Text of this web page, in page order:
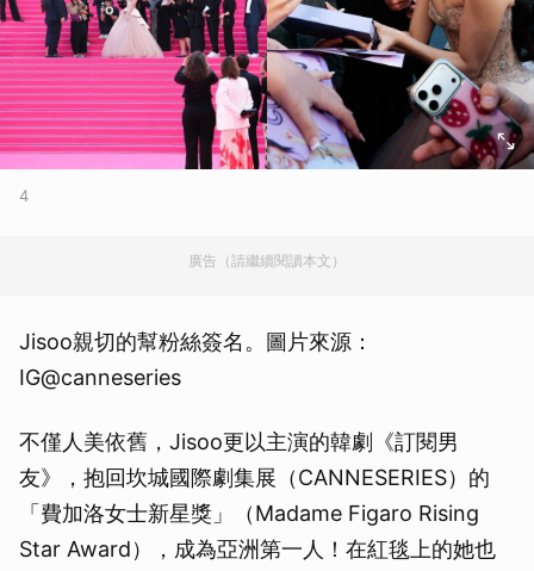
4
廣告（請繼續閱讀本文）
Jisoo親切的幫粉絲簽名。圖片來源：
IG@canneseries
不僅人美依舊，Jisoo更以主演的韓劇《訂閱男
友》，抱回坎城國際劇集展（CANNESERIES）的
「費加洛女士新星獎」（Madame Figaro Rising
Star Award），成為亞洲第一人！在紅毯上的她也